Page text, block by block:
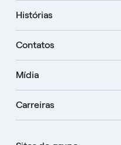
Histórias
Contatos
Mídia
Carreiras